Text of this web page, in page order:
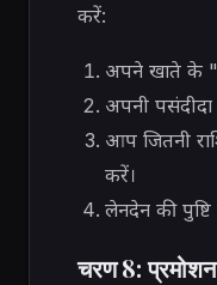
करें:
अपने खाते के
अपनी पसंदीदा
आप जितनी
करें।
लेनदेन की पुष्टि
चरण 8: